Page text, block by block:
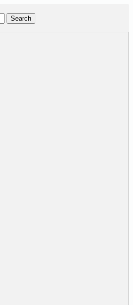
Search